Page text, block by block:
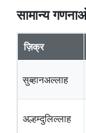
सामान्य
ज़िक्र
सुब्हानअल्लाह
अल्हम्दुलिल्लाह